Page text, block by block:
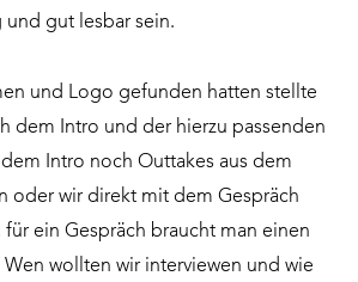
und gut lesbar sein.
und Logo gefunden hatten stellte
dem Intro und der hierzu passenden
Intro noch Outtakes aus dem
oder wir direkt mit dem Gespräch
ein Gespräch braucht man einen
Wen wollten wir interviewen und wie